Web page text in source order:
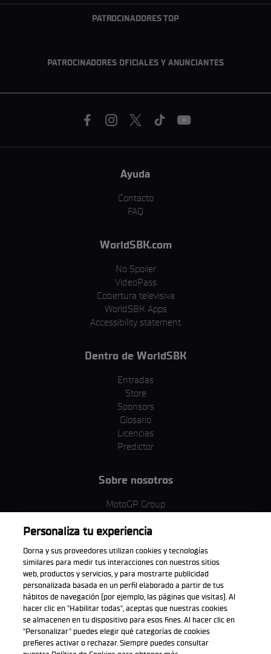
PATROCINADORES TOP
PATROCINADORES OFICIALES Y ANUNCIANTES
Ayuda
Contacto
FAQ
WorldSBK.com
No Spoiler
VideoPass
Cobertura televisiva
WorldSBK Apps
Accessibility statement
Dentro de WorldSBK
Entradas
Store
Sponsors
Glosario
Licencias
Predictor
Sobre nosotros
MotoGP Group
Términos y condiciones
Política de privacidad
Política de compra
Descarga la aplicación oficial
Personaliza tu experiencia
Dorna y sus proveedores utilizan cookies y tecnologías
similares para medir tus interacciones con nuestros sitios
web, productos y servicios, y para mostrarte publicidad
personalizada basada en un perfil elaborado a partir de tus
hábitos de navegación (por ejemplo, las páginas que visitas). Al
hacer clic en "Habilitar todas", aceptas que nuestras cookies
se almacenen en tu dispositivo para esos fines. Al hacer clic en
"Personalizar" puedes elegir qué categorías de cookies
prefieres activar o rechazar. Siempre puedes consultar